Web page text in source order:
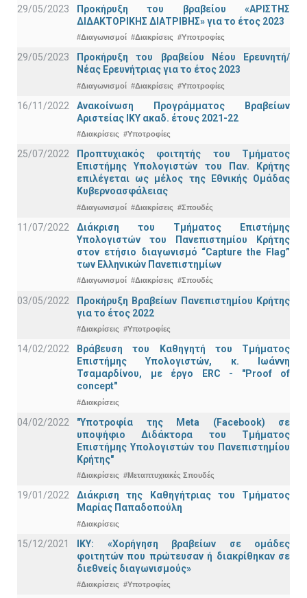
29/05/2023
Προκήρυξη του βραβείου «ΑΡΙΣΤΗΣ
ΔΙΔΑΚΤΟΡΙΚΗΣ ΔΙΑΤΡΙΒΗΣ» για το έτος 2023
#Διαγωνισμοί #Διακρίσεις #Υποτροφίες
29/05/2023
Προκήρυξη του βραβείου Νέου Ερευνητή/
Νέας Ερευνήτριας για το έτος 2023
#Διαγωνισμοί #Διακρίσεις #Υποτροφίες
16/11/2022
Ανακοίνωση Προγράμματος Βραβείων
Αριστείας ΙΚΥ ακαδ. έτους 2021-22
#Διακρίσεις #Υποτροφίες
25/07/2022
Προπτυχιακός φοιτητής του Τμήματος
Επιστήμης Υπολογιστών του Παν. Κρήτης
επιλέγεται ως μέλος της Εθνικής Ομάδας
Κυβερνοασφάλειας
#Διαγωνισμοί #Διακρίσεις #Σπουδές
11/07/2022
Διάκριση του Τμήματος Επιστήμης
Υπολογιστών του Πανεπιστημίου Κρήτης
στον ετήσιο διαγωνισμό “Capture the Flag”
των Ελληνικών Πανεπιστημίων
#Διαγωνισμοί #Διακρίσεις #Σπουδές
03/05/2022
Προκήρυξη Βραβείων Πανεπιστημίου Κρήτης
για το έτος 2022
#Διακρίσεις #Υποτροφίες
14/02/2022
Βράβευση του Καθηγητή του Τμήματος
Επιστήμης Υπολογιστών, κ. Ιωάννη
Τσαμαρδίνου, με έργο ERC - "Proof of
concept"
#Διακρίσεις
04/02/2022
"Υποτροφία της Meta (Facebook) σε
υποψήφιο Διδάκτορα του Τμήματος
Επιστήμης Υπολογιστών του Πανεπιστημίου
Κρήτης"
#Διακρίσεις #Μεταπτυχιακές Σπουδές
19/01/2022
Διάκριση της Καθηγήτριας του Τμήματος
Μαρίας Παπαδοπούλη
#Διακρίσεις
15/12/2021
IKY: «Χορήγηση βραβείων σε ομάδες
φοιτητών που πρώτευσαν ή διακρίθηκαν σε
διεθνείς διαγωνισμούς»
#Διακρίσεις #Υποτροφίες